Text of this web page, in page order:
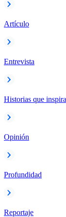
Artículo
Entrevista
Historias que
Opinión
Profundidad
Reportaje